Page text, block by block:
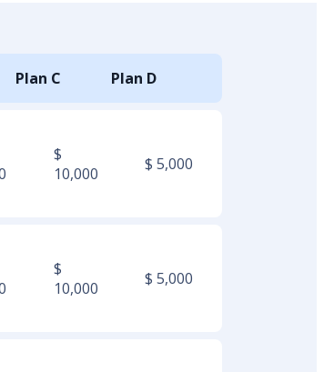
Plan C Plan D
$
10,000
$
10,000
$ 5,000
$ 5,000